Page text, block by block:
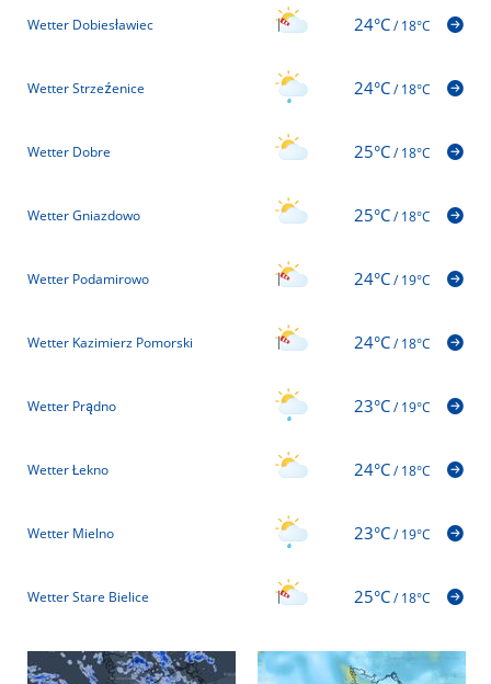
Wetter Dobiesławiec 24°C/18°C
Wetter Strzeźenice 24°C/18°C
Wetter Dobre 25°C/18°C
Wetter Gniazdowo 25°C/18°C
Wetter Podamirowo 24°C/19°C
Wetter Kazimierz Pomorski 24°C/18°C
Wetter Prądno 23°C/19°C
Wetter Łekno 24°C/18°C
Wetter Mielno 23°C/19°C
Wetter Stare Bielice 25°C/18°C